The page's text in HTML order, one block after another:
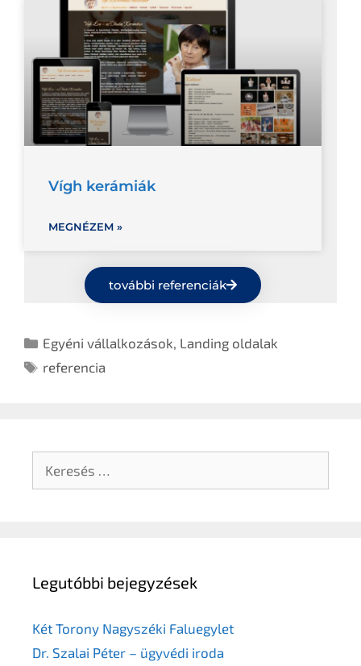
Vígh kerámiák
MEGNÉZEM »
további referenciák
Egyéni vállalkozások, Landing oldalak
referencia
Legutóbbi bejegyzések
Két Torony Nagyszéki Faluegylet
Dr. Szalai Péter – ügyvédi iroda